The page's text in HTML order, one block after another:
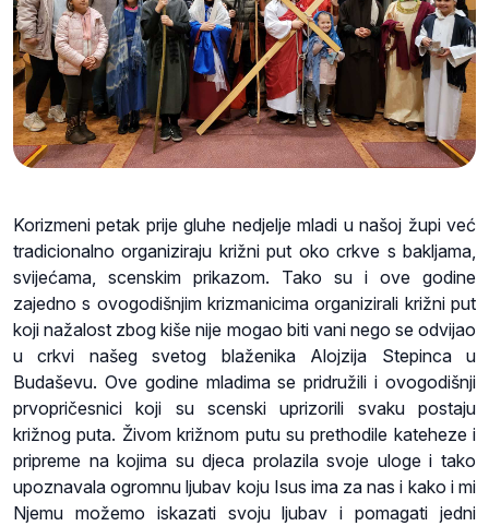
Korizmeni petak prije gluhe nedjelje mladi u našoj župi već
tradicionalno organiziraju križni put oko crkve s bakljama,
svijećama, scenskim prikazom. Tako su i ove godine
zajedno s ovogodišnjim krizmanicima organizirali križni put
koji nažalost zbog kiše nije mogao biti vani nego se odvijao
u crkvi našeg svetog blaženika Alojzija Stepinca u
Budaševu. Ove godine mladima se pridružili i ovogodišnji
prvopričesnici koji su scenski uprizorili svaku postaju
križnog puta. Živom križnom putu su prethodile kateheze i
pripreme na kojima su djeca prolazila svoje uloge i tako
upoznavala ogromnu ljubav koju Isus ima za nas i kako i mi
Njemu možemo iskazati svoju ljubav i pomagati jedni